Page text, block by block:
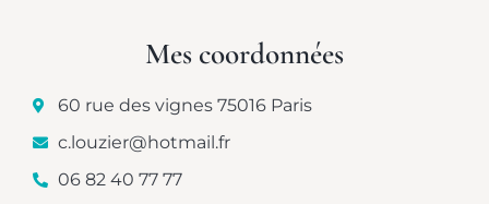
Mes coordonnées
60 rue des vignes 75016 Paris
c.louzier@hotmail.fr
06 82 40 77 77